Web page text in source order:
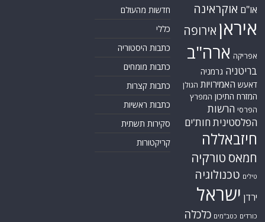
או"ם אוקראינה
איראן אירופה
אפריקה ארה"ב
בריטניה גרמניה
דאעש האמירויות הגולן
המזרח התיכון המפרץ
הפרסי הרשות
הפלסטיניתחות'ים
חיזבאללה
חמאס טורקיה
טילים טכנולוגיה
ירדן ישראל
כורדים כטב"מים כלכלה
חדשות מהעולם
כללי
כתבות היסטוריה
כתבות מומחים
כתבות קצרות
כתבות ראשיות
סקירות תשתית
קריקטורות